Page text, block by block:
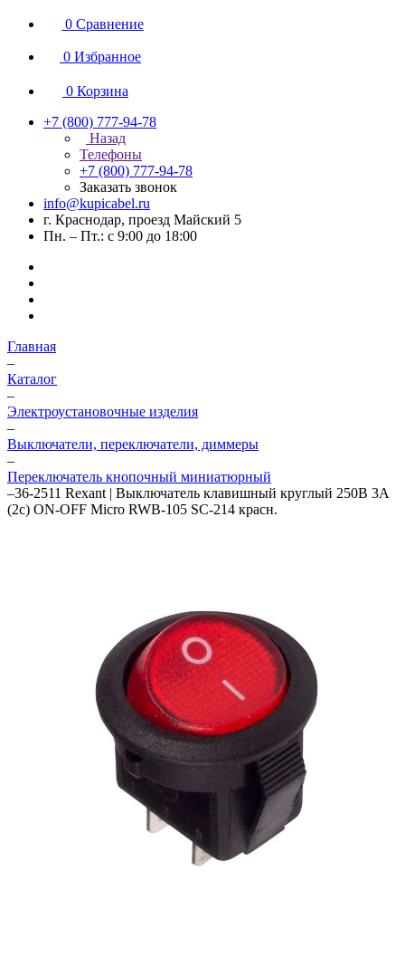
0 Сравнение
0 Избранное
0 Корзина
+7 (800) 777-94-78
Назад
Телефоны
+7 (800) 777-94-78
Заказать звонок
info@kupicabel.ru
г. Краснодар, проезд Майский 5
Пн. – Пт.: с 9:00 до 18:00
Главная
–
Каталог
–
Электроустановочные изделия
–
Выключатели, переключатели, диммеры
–
Переключатель кнопочный миниатюрный
–36-2511 Rexant | Выключатель клавишный круглый 250В 3А
(2с) ON-OFF Micro RWB-105 SC-214 красн.